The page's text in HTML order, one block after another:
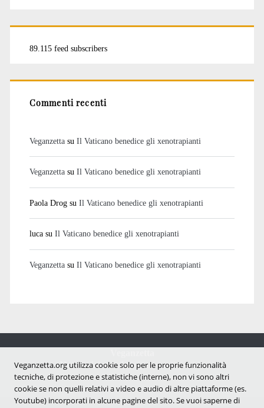
89.115 feed subscribers
Commenti recenti
Veganzettasu Il Vaticano benedice gli xenotrapianti
Veganzettasu Il Vaticano benedice gli xenotrapianti
Paola Drogsu Il Vaticano benedice gli xenotrapianti
lucasu Il Vaticano benedice gli xenotrapianti
Veganzettasu Il Vaticano benedice gli xenotrapianti
Notizie dal mondo vegan e antispecista
Veganzetta.org utilizza cookie solo per le proprie funzionalità
tecniche, di protezione e statistiche (interne), non vi sono altri
cookie se non quelli relativi a video e audio di altre piattaforme (es.
Youtube) incorporati in alcune pagine del sito. Se vuoi saperne di